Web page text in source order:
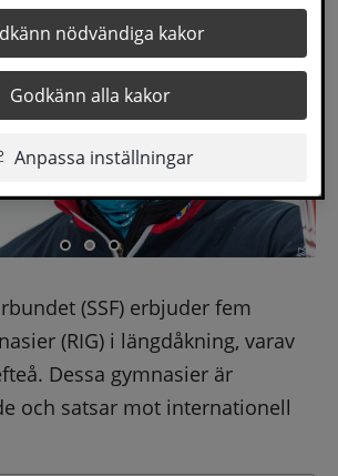
nödvändiga kakor
Godkänn alla kakor
Anpassa inställningar
(SSF) erbjuder fem
(RIG) i längdåkning, varav
Dessa gymnasier är
och satsar mot internationell